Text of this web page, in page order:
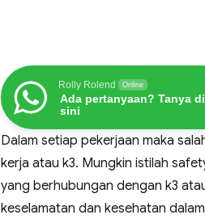
Rolly Rolend Online
Ada pertanyaan? Tanya di
sini
Dalam setiap pekerjaan maka
kerja atau k3. Mungkin istilah
yang berhubungan dengan k3
keselamatan dan kesehatan